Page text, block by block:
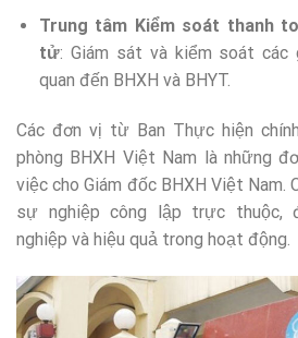
Trung tâm Kiểm soát thanh
tử: Giám sát và kiểm soát
quan đến BHXH và BHYT.
Các đơn vị từ Ban Thực hiện
phòng BHXH Việt Nam là những
việc cho Giám đốc BHXH Việt Nam.
sự nghiệp công lập trực thuộc,
nghiệp và hiệu quả trong hoạt động.